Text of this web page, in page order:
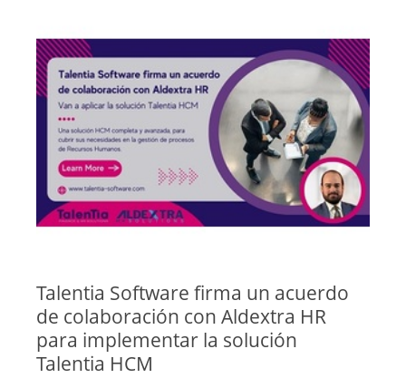
Talentia Software firma un acuerdo
de colaboración con Aldextra HR
para implementar la solución
Talentia HCM